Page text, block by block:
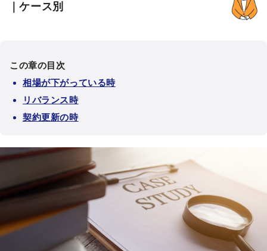
｜ケース別
この章の目次
相場が下がっている時
リバランス時
契約更新の時